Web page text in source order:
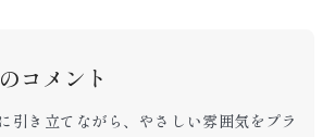
コメント
引き立てながら、やさしい雰囲気をプラ